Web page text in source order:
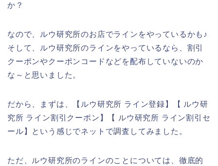
か？
なので、ルウ研究所のお店でラインをやっているかも♪
そして、ルウ研究所のラインをやっているなら、割引
クーポンやクーポンコードなどを配布していないのか
な～と思いました。
だから、まずは、【ルウ研究所 ライン登録】【 ルウ研
究所 ライン割引クーポン】【 ルウ研究所 ライン割引セ
ール】という感じでネットで調査してみました。
ただ、ルウ研究所のラインのことについては、徹底的